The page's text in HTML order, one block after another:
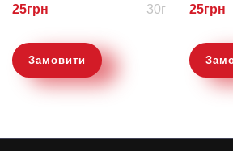
25грн 30г
Замовити
25грн